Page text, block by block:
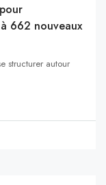
662 nouveaux
structurer autour